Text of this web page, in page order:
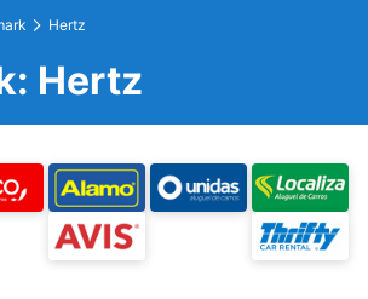
Hertz
Hertz